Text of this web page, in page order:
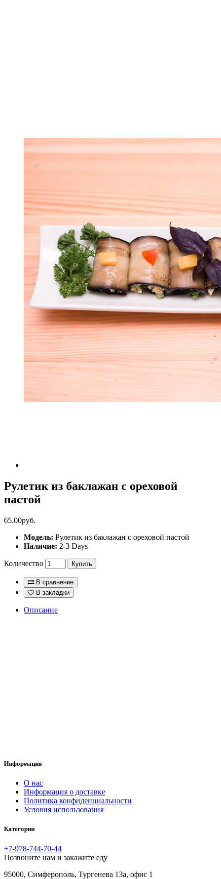
Рулетик из баклажан с ореховой
пастой
65.00руб.
Модель: Рулетик из баклажан с ореховой пастой
Наличие: 2-3 Days
Количество Купить
В сравнение
В закладки
Описание
Информация
O нас
Информация о доставке
Политика конфиденциальности
Условия использования
Категории
+7-978-744-70-44
Позвоните нам и закажите еду
95000, Симферополь, Тургенева 13а, офис 1